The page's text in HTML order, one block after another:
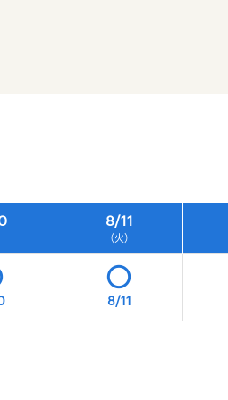
8/11
（火）
8/11